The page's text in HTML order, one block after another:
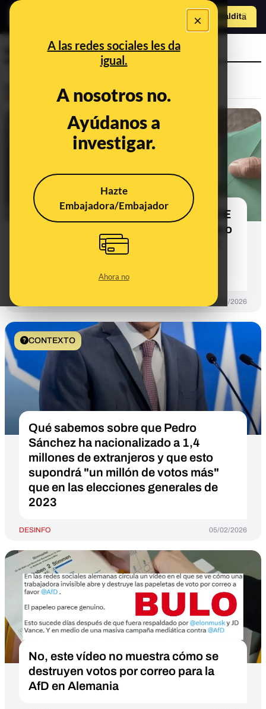
×
A las redes sociales les da
igual.
A nosotros no.
Ayúdanos a
investigar.
Hazte
Embajadora/Embajador
Ahora no
Hazte Maldito
CONTEXTO
Qué sabemos de que PP, Vox y PSOE
hayan mandado sobres con marcas o
un color diferente para identificar el
voto sin abrirlo en las elecciones
andaluzas del 17M
16/05/2026
CONTEXTO
Qué sabemos sobre que Pedro
Sánchez ha nacionalizado a 1,4
millones de extranjeros y que esto
supondrá "un millón de votos más"
que en las elecciones generales de
2023
DESINFO 05/02/2026
No, este vídeo no muestra cómo se
destruyen votos por correo para la
AfD en Alemania